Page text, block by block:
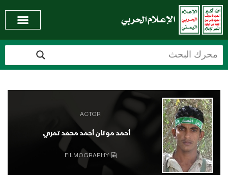
ACTOR
أحمد موتان أحمد محمد تمري
FILMOGRAPHY